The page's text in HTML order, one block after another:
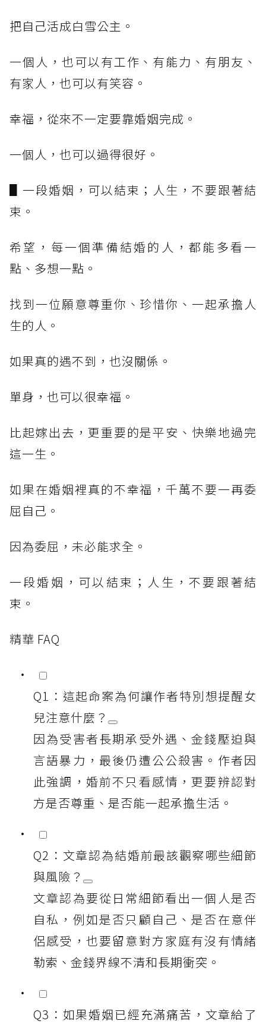
把自己活成白雪公主。
一個人，也可以有工作、有能力、有朋友、
有家人，也可以有笑容。
幸福，從來不一定要靠婚姻完成。
一個人，也可以過得很好。
▋一段婚姻，可以結束；人生，不要跟著結
束。
希望，每一個準備結婚的人，都能多看一
點、多想一點。
找到一位願意尊重你、珍惜你、一起承擔人
生的人。
如果真的遇不到，也沒關係。
單身，也可以很幸福。
比起嫁出去，更重要的是平安、快樂地過完
這一生。
如果在婚姻裡真的不幸福，千萬不要一再委
屈自己。
因為委屈，未必能求全。
一段婚姻，可以結束；人生，不要跟著結
束。
精華 FAQ
Q1：這起命案為何讓作者特別想提醒女
兒注意什麼？
因為受害者長期承受外遇、金錢壓迫與
言語暴力，最後仍遭公公殺害。作者因
此強調，婚前不只看感情，更要辨認對
方是否尊重、是否能一起承擔生活。
Q2：文章認為結婚前最該觀察哪些細節
與風險？
文章認為要從日常細節看出一個人是否
自私，例如是否只顧自己、是否在意伴
侶感受，也要留意對方家庭有沒有情緒
勒索、金錢界線不清和長期衝突。
Q3：如果婚姻已經充滿痛苦，文章給了